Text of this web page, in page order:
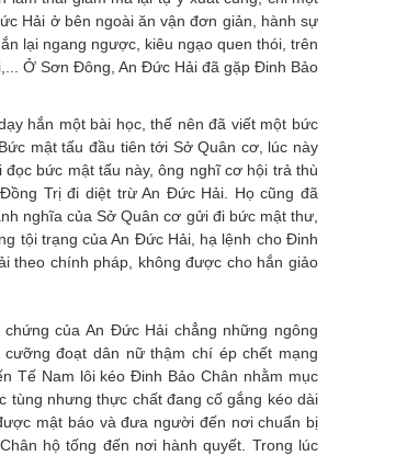
Hải ở bên ngoài ăn vận đơn giản, hành sự
lại ngang ngược, kiêu ngạo quen thói, trên
Ở Sơn Đông, An Đức Hải đã gặp Đinh Bảo
hắn một bài học, thế nên đã viết một bức
mật tấu đầu tiên tới Sở Quân cơ, lúc này
bức mật tấu này, ông nghĩ cơ hội trả thù
Trị đi diệt trừ An Đức Hải. Họ cũng đã
nghĩa của Sở Quân cơ gửi đi bức mật thư,
tội trạng của An Đức Hải, hạ lệnh cho Đinh
theo chính pháp, không được cho hắn giảo
của An Đức Hải chẳng những ngông
đoạt dân nữ thậm chí ép chết mạng
Tế Nam lôi kéo Đinh Bảo Chân nhằm mục
tùng nhưng thực chất đang cố gắng kéo dài
mật báo và đưa người đến nơi chuẩn bị
hộ tống đến nơi hành quyết. Trong lúc